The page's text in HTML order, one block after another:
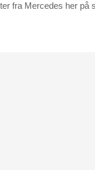
fra Mercedes her på